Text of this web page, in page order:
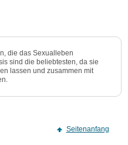
die das Sexualleben
sind die beliebtesten, da sie
lassen und zusammen mit
Seitenanfang